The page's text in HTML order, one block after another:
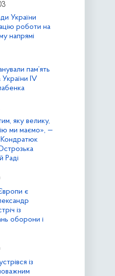
України
роботи на
напрямі
пам’ять
IV
яку велику,
ми маємо», —
Кондратюк
Раді
є
із
оборони і
із